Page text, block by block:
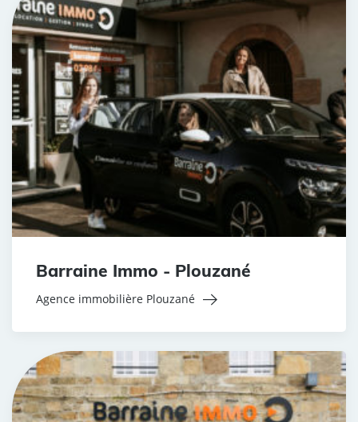
Barraine Immo - Plouzané
Agence immobilière Plouzané